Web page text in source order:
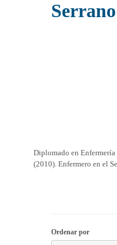
Diplomado en
(2010). Enfermero en el
Ordenar por